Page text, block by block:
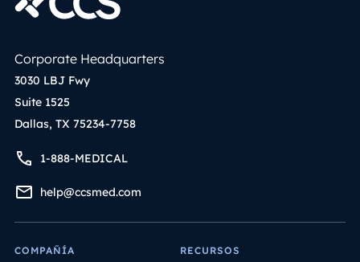
Corporate Headquarters
3030 LBJ Fwy
Suite 1525
Dallas, TX 75234-7758
1-888-MEDICAL
help@ccsmed.com
COMPAÑÍA RECURSOS